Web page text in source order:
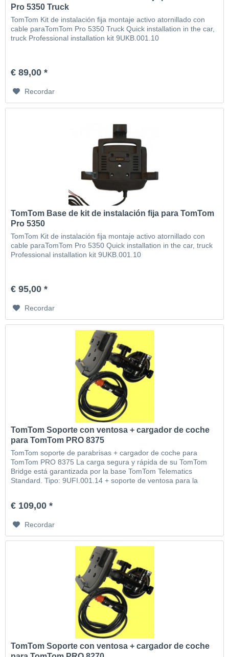
Pro 5350 Truck
TomTom Kit de instalación fija montaje activo atornillado con
cable paraTomTom Pro 5350 Truck Quick installation in the car,
truck Professional installation kit 9UKB.001.10
€ 89,00 *
Recordar
TomTom Base de kit de instalación fija para TomTom
Pro 5350
TomTom Kit de instalación fija montaje activo atornillado con
cable paraTomTom Pro 5350 Quick installation in the car, truck
Professional installation kit 9UKB.001.10
€ 95,00 *
Recordar
TomTom Soporte con ventosa + cargador de coche
para TomTom PRO 8375
TomTom soporte de parabrisas + cargador de coche para
TomTom PRO 8375 La carga segura y rápida de su TomTom
Bridge está garantizada por la base TomTom Telematics
Standard. Tipo: 9UFI.001.14 + soporte de ventosa para la
€ 109,00 *
Recordar
TomTom Soporte con ventosa + cargador de coche